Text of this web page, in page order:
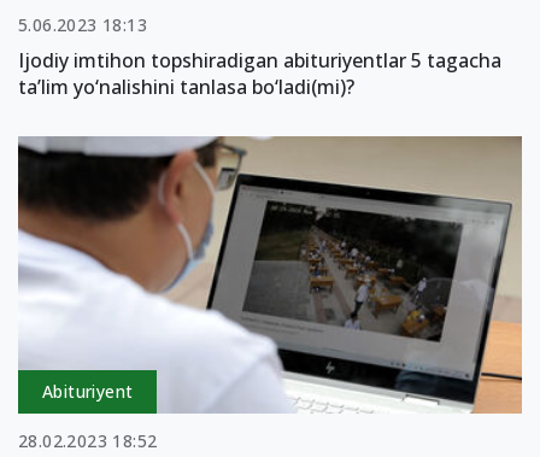
5.06.2023 18:13
Ijodiy imtihon topshiradigan abituriyentlar 5 tagacha
ta’lim yo‘nalishini tanlasa bo‘ladi(mi)?
Abituriyent
28.02.2023 18:52